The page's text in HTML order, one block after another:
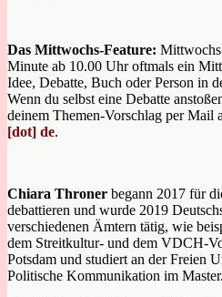
Das Mittwochs-Feature:
Minute ab 10.00 Uhr oftmals ein
Idee, Debatte, Buch oder Person in
Wenn du selbst eine Debatte
deinem Themen-Vorschlag per Mail
[dot] de.
Chiara Throner begann 2017 für
debattieren und wurde 2019
verschiedenen Ämtern tätig, wie
dem Streitkultur- und dem VDCH-
Potsdam und studiert an der Freien
Politische Kommunikation im Master.